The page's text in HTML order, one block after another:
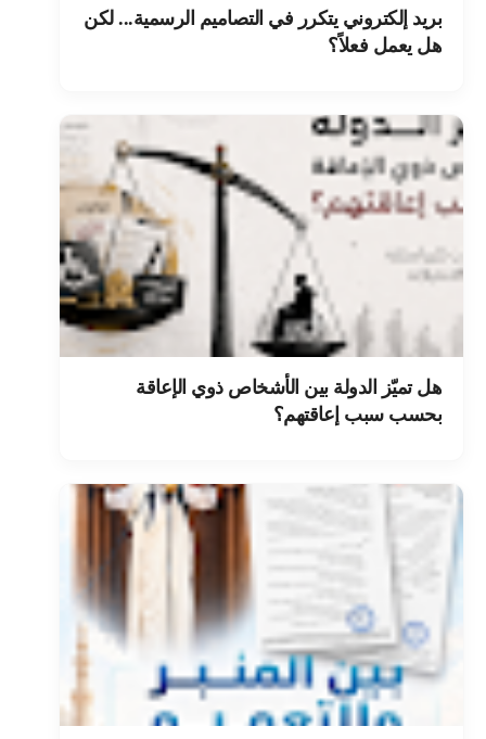
بريد إلكتروني يتكرر في التصاميم الرسمية... لكن
هل يعمل فعلاً؟
هل تميّز الدولة بين الأشخاص ذوي الإعاقة
بحسب سبب إعاقتهم؟